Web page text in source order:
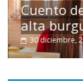
Cuento
alta
30 diciembre,